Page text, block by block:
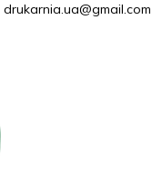
drukarnia.ua@gmail.com